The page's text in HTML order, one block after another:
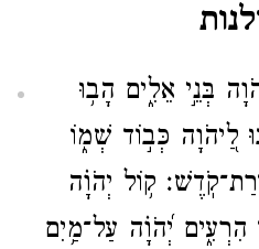
בְּנֵ֣י אֵלִ֑ים הָב֥וּ
לַ֭יהֹוָה כְּב֣וֹד שְׁמ֑וֹ
ק֥וֹל יְהֹוָ֗ה
יְ֝הֹוָ֗ה עַל־מַ֥יִם